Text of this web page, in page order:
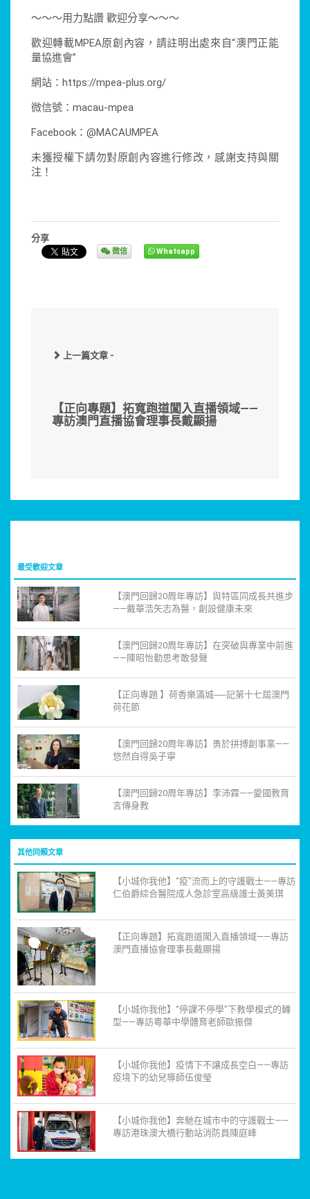
～～～用力點讚 歡迎分享～～～
歡迎轉載MPEA原創內容，請註明出處來自“澳門正能
量協進會”
網站：https://mpea-plus.org/
微信號：macau-mpea
Facebook：@MACAUMPEA
未獲授權下請勿對原創內容進行修改，感謝支持與關
注！
分享
微信 Whatsapp
上一篇文章 -
【正向專題】拓寬跑道闖入直播領域——
專訪澳門直播協會理事長戴顯揚
最受歡迎文章
【澳門回歸20周年專訪】與特區同成長共進步
——戴華浩矢志為醫，創設健康未來
【澳門回歸20周年專訪】在突破與專業中前進
——陳昭怡勤思考敢發聲
【正向專題 】荷香樂滿城──記第十七屆澳門
荷花節
【澳門回歸20周年專訪】勇於拼搏創事業——
悠然自得吳子寧
【澳門回歸20周年專訪】李沛霖——愛國教育
言傳身教
其他同類文章
【小城你我他】“疫”流而上的守護戰士——專訪
仁伯爵綜合醫院成人急診室高級護士黃美琪
【正向專題】拓寬跑道闖入直播領域——專訪
澳門直播協會理事長戴顯揚
【小城你我他】“停課不停學”下教學模式的轉
型——專訪粵華中學體育老師歐振傑
【小城你我他】疫情下不讓成長空白——專訪
疫境下的幼兒導師伍俊瑩
【小城你我他】奔馳在城市中的守護戰士——
專訪港珠澳大橋行動站消防員陳庭峰